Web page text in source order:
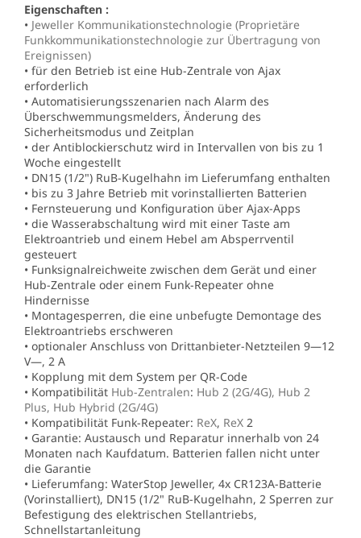
Eigenschaften :
• Jeweller Kommunikationstechnologie (Proprietäre
Funkkommunikationstechnologie zur Übertragung von
Ereignissen)
• für den Betrieb ist eine Hub-Zentrale von Ajax
erforderlich
• Automatisierungsszenarien nach Alarm des
Überschwemmungsmelders, Änderung des
Sicherheitsmodus und Zeitplan
• der Antiblockierschutz wird in Intervallen von bis zu 1
Woche eingestellt
• DN15 (1/2") RuB-Kugelhahn im Lieferumfang enthalten
• bis zu 3 Jahre Betrieb mit vorinstallierten Batterien
• Fernsteuerung und Konfiguration über Ajax-Apps
• die Wasserabschaltung wird mit einer Taste am
Elektroantrieb und einem Hebel am Absperrventil
gesteuert
• Funksignalreichweite zwischen dem Gerät und einer
Hub-Zentrale oder einem Funk-Repeater ohne
Hindernisse
• Montagesperren, die eine unbefugte Demontage des
Elektroantriebs erschweren
• optionaler Anschluss von Drittanbieter-Netzteilen 9—12
V—, 2 A
• Kopplung mit dem System per QR-Code
• Kompatibilität Hub-Zentralen: Hub 2 (2G/4G), Hub 2
Plus, Hub Hybrid (2G/4G)
• Kompatibilität Funk-Repeater: ReX, ReX 2
• Garantie: Austausch und Reparatur innerhalb von 24
Monaten nach Kaufdatum. Batterien fallen nicht unter
die Garantie
• Lieferumfang: WaterStop Jeweller, 4x CR123A-Batterie
(Vorinstalliert), DN15 (1/2" RuB-Kugelhahn, 2 Sperren zur
Befestigung des elektrischen Stellantriebs,
Schnellstartanleitung